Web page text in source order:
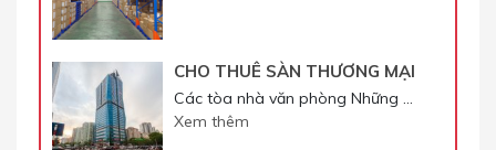
CHO THUÊ SÀN THƯƠNG MẠI
Các tòa nhà văn phòng Những …
Xem thêm